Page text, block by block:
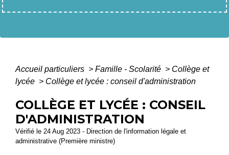
Accueil particuliers > Famille - Scolarité > Collège et
lycée > Collège et lycée : conseil d'administration
COLLÈGE ET LYCÉE : CONSEIL
D'ADMINISTRATION
Vérifié le 24 Aug 2023 - Direction de l'information légale et
administrative (Première ministre)